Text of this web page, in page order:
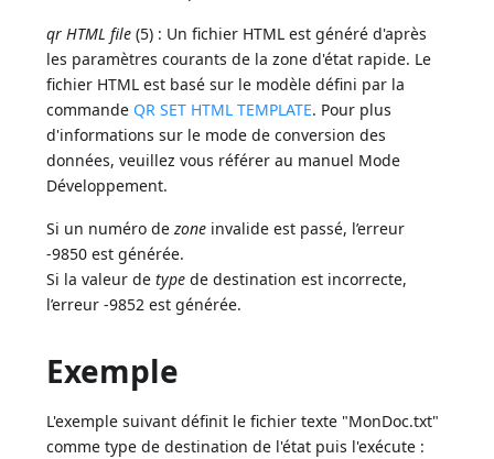
qr HTML file (5) : Un fichier HTML est généré d'après
les paramètres courants de la zone d'état rapide. Le
fichier HTML est basé sur le modèle défini par la
commande QR SET HTML TEMPLATE. Pour plus
d'informations sur le mode de conversion des
données, veuillez vous référer au manuel Mode
Développement.
Si un numéro dezone invalide est passé, l’erreur
-9850 est générée.
Si la valeur detype de destination est incorrecte,
l’erreur -9852 est générée.
Exemple
L'exemple suivant définit le fichier texte "MonDoc.txt"
comme type de destination de l'état puis l'exécute :